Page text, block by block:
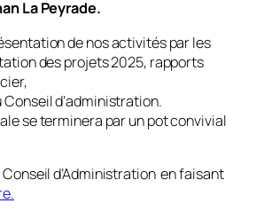
La Peyrade.
de nos activités par les
des projets 2025, rapports
d’administration.
se terminera par un pot convivial
d’Administration en faisant